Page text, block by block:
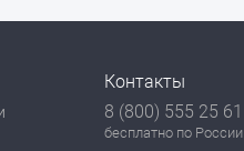
Контакты
8 (800) 555 25 61
бесплатно по России